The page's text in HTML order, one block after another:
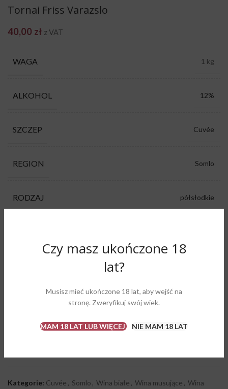
Czy masz ukończone 18
lat?
Musisz mieć ukończone 18 lat, aby wejść na
stronę. Zweryfikuj swój wiek.
MAM 18 LAT LUB WIĘCEJ NIE MAM 18 LAT
Tornai Friss Varazslo
40,00 zł z VAT
WAGA 1 kg
ALKOHOL 12%
SZCZEP Cuvée
REGION Somlo
RODZAJ półsłodkie
kwiaty polne, owoce cytrusowe, owoce
Kategorie: Cuvée , Somlo , Wina białe , Wina musujące , Wina